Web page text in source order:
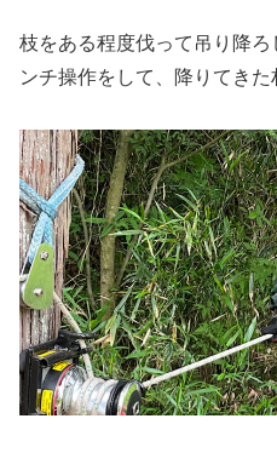
枝をある程度伐って吊り降
ンチ操作をして、降りてきた